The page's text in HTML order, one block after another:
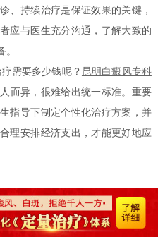
、持续治疗是保证效果的关键，
应与医生充分沟通，了解大致的
需要多少钱呢？ 昆明白癜风专科
而异，很难给出统一标准。重要
指导下制定个性化治疗方案，并
理安排经济支出，才能更好地应